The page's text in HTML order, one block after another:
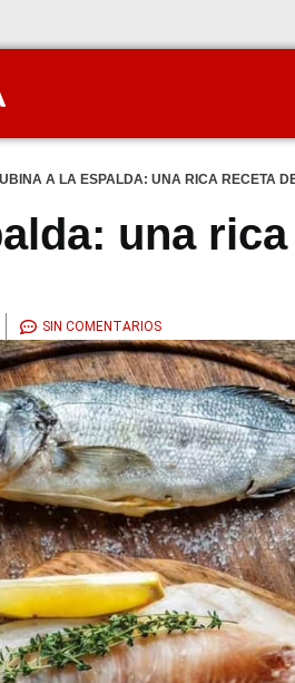
A LA ESPALDA: UNA RICA RECETA
una
SIN COMENTARIOS